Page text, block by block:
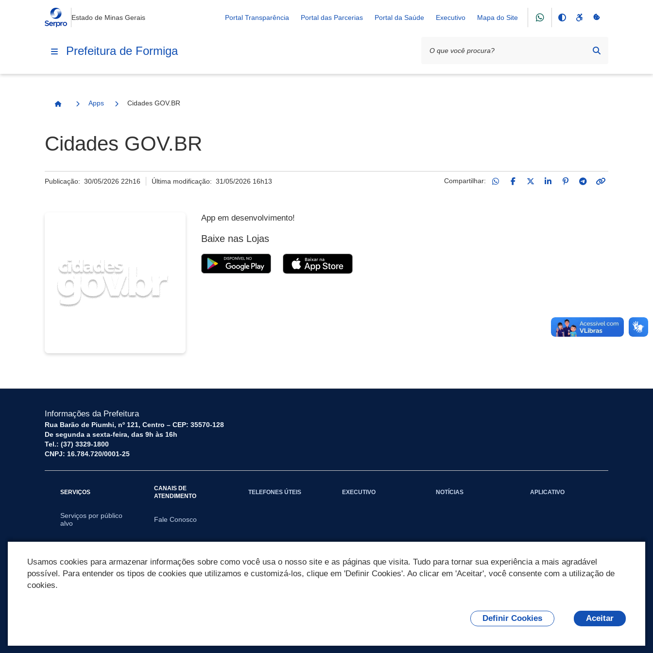
Estado de Minas Gerais Portal Transparência Portal das Parcerias Portal da Saúde Executivo Mapa do Site
Prefeitura de Formiga
Página Inicial
Apps Cidades GOV.BR
Cidades GOV.BR
Publicação: 30/05/2026 22h16 Última modificação:31/05/2026 16h13 Compartilhar:
App em desenvolvimento!
Baixe nas Lojas
Baixar Cidades GOV.BR no Google PlayBaixar Cidades GOV.BR na App Store
Informações da Prefeitura
Rua Barão de Piumhi, nº 121, Centro – CEP: 35570-128
De segunda a sexta-feira, das 9h às 16h
Tel.: (37) 3329-1800
CNPJ: 16.784.720/0001-25
SERVIÇOS
Serviços por público
alvo
CANAIS DE
ATENDIMENTO
Fale Conosco
TELEFONES ÚTEIS EXECUTIVO NOTÍCIAS APLICATIVO
Usamos cookies para armazenar informações sobre como você usa o nosso site e as páginas que visita. Tudo para tornar sua experiência a mais agradável
possível. Para entender os tipos de cookies que utilizamos e customizá-los, clique em 'Definir Cookies'. Ao clicar em 'Aceitar', você consente com a utilização de
cookies.
Definir Cookies Aceitar